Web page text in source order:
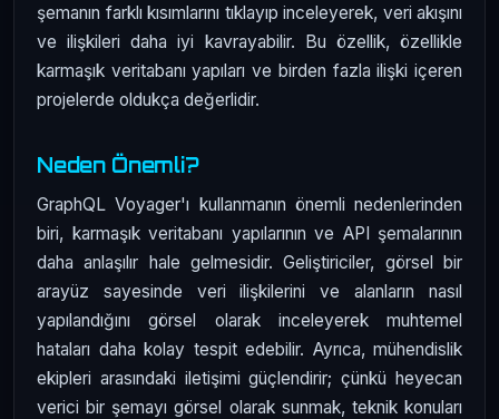
şemanın farklı kısımlarını tıklayıp inceleyerek, veri akışını
ve ilişkileri daha iyi kavrayabilir. Bu özellik, özellikle
karmaşık veritabanı yapıları ve birden fazla ilişki içeren
projelerde oldukça değerlidir.
Neden Önemli?
GraphQL Voyager'ı kullanmanın önemli nedenlerinden
biri, karmaşık veritabanı yapılarının ve API şemalarının
daha anlaşılır hale gelmesidir. Geliştiriciler, görsel bir
arayüz sayesinde veri ilişkilerini ve alanların nasıl
yapılandığını görsel olarak inceleyerek muhtemel
hataları daha kolay tespit edebilir. Ayrıca, mühendislik
ekipleri arasındaki iletişimi güçlendirir; çünkü heyecan
verici bir şemayı görsel olarak sunmak, teknik konuları